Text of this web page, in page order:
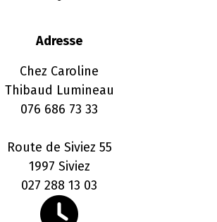
Adresse
Chez Caroline
Thibaud Lumineau
076 686 73 33
Route de Siviez 55
1997 Siviez
027 288 13 03